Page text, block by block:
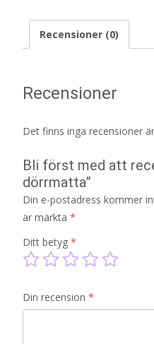
Recensioner (0)
Recensioner
Det finns inga recensioner
Bli först med att
dörrmatta”
Din e-postadress kommer
är märkta *
Ditt betyg *
Din recension *